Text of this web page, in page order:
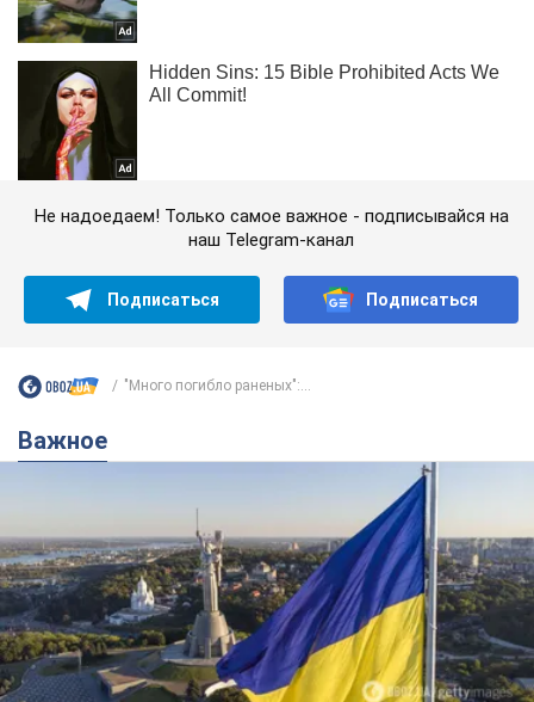
Не надоедаем! Только самое важное - подписывайся на
наш Telegram-канал
Подписаться Подписаться
"Много погибло раненых":...
Важное